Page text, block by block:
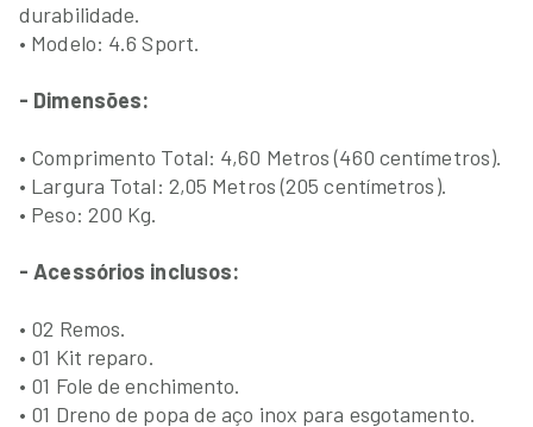
durabilidade.
• Modelo: 4.6 Sport.
- Dimensões:
• Comprimento Total: 4,60 Metros (460 centímetros).
• Largura Total: 2,05 Metros (205 centímetros).
• Peso: 200 Kg.
- Acessórios inclusos:
• 02 Remos.
• 01 Kit reparo.
• 01 Fole de enchimento.
• 01 Dreno de popa de aço inox para esgotamento.